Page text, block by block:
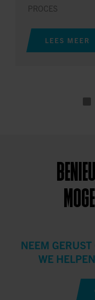
PROCES
LEES MEER
NEEM
WE